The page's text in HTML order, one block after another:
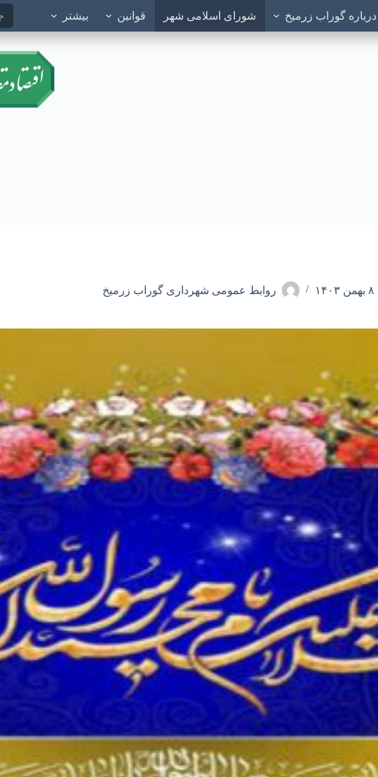
درباره گوراب زرمیخ شورای اسلامی شهر قوانین بیشتر
۸ بهمن ۱۴۰۳ روابط عمومی شهرداری گوراب زرمیخ